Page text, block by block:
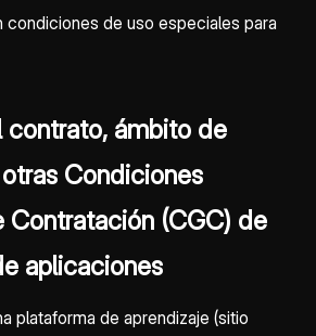
condiciones de uso especiales para
contrato, ámbito de
Condiciones
Contratación (CGC) de
aplicaciones
plataforma de aprendizaje (sitio